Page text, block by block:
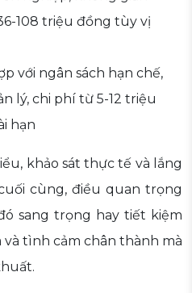
108 triệu đồng tùy vị
với ngân sách hạn chế,
lý, chi phí từ 5-12 triệu
hạn
khảo sát thực tế và lắng
cùng, điều quan trọng
sang trọng hay tiết kiệm
và tình cảm chân thành mà